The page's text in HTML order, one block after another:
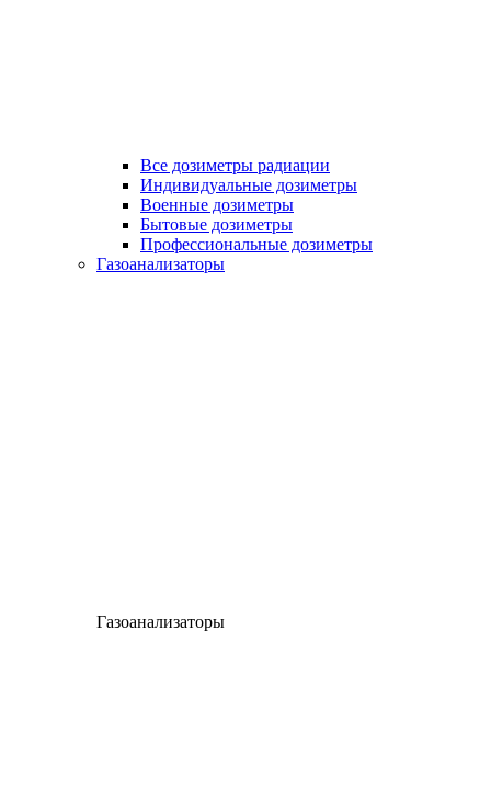
Все дозиметры радиации
Индивидуальные дозиметры
Военные дозиметры
Бытовые дозиметры
Профессиональные дозиметры
Газоанализаторы
Газоанализаторы